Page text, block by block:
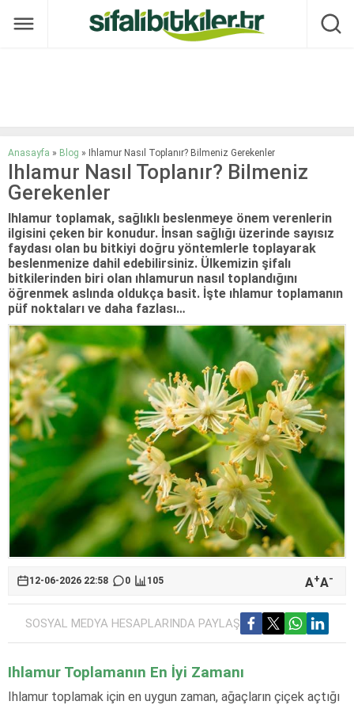
Anasayfa » Blog » Ihlamur Nasıl Toplanır? Bilmeniz Gerekenler
Ihlamur Nasıl Toplanır? Bilmeniz
Gerekenler
Ihlamur toplamak, sağlıklı beslenmeye önem verenlerin
ilgisini çeken bir konudur. İnsan sağlığı üzerinde sayısız
faydası olan bu bitkiyi doğru yöntemlerle toplayarak
beslenmenize dahil edebilirsiniz. Ülkemizin şifalı
bitkilerinden biri olan ıhlamurun nasıl toplandığını
öğrenmek aslında oldukça basit. İşte ıhlamur toplamanın
püf noktaları ve daha fazlası…
12-06-2026 22:58 0 105 A+A-
SOSYAL MEDYA HESAPLARINDA PAYLAŞ
Ihlamur Toplamanın En İyi Zamanı
Ihlamur toplamak için en uygun zaman, ağaçların çiçek açtığı